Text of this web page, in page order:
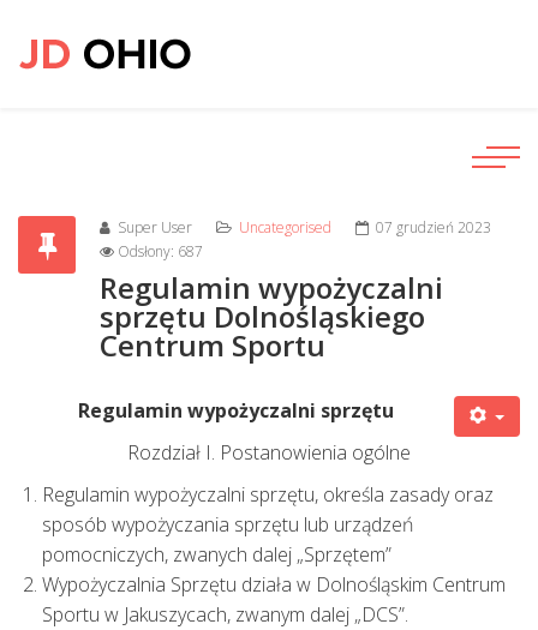
Super User Uncategorised
07 grudzień 2023
Odsłony: 687
Regulamin wypożyczalni
sprzętu Dolnośląskiego
Centrum Sportu
Regulamin wypożyczalni sprzętu
Rozdział I. Postanowienia ogólne
Regulamin wypożyczalni sprzętu, określa zasady oraz
sposób wypożyczania sprzętu lub urządzeń
pomocniczych, zwanych dalej „Sprzętem”
Wypożyczalnia Sprzętu działa w Dolnośląskim Centrum
Sportu w Jakuszycach, zwanym dalej „DCS”.